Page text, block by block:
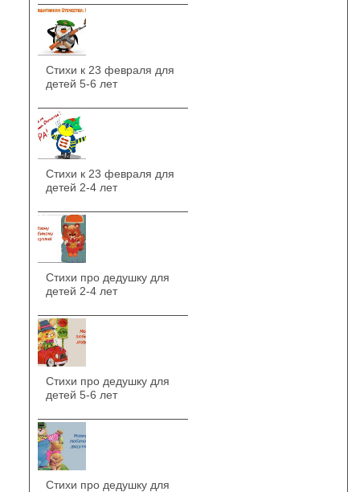
Стихи к 23 февраля для
детей 5-6 лет
Стихи к 23 февраля для
детей 2-4 лет
Стихи про дедушку для
детей 2-4 лет
Стихи про дедушку для
детей 5-6 лет
Стихи про дедушку для